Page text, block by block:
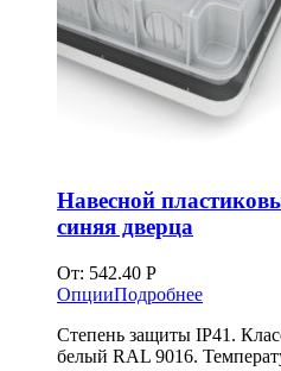
Навесной
синяя дверца
От: 542.40 Р
ОпцииПодробнее
Степень защиты IP41.
белый RAL 9016.